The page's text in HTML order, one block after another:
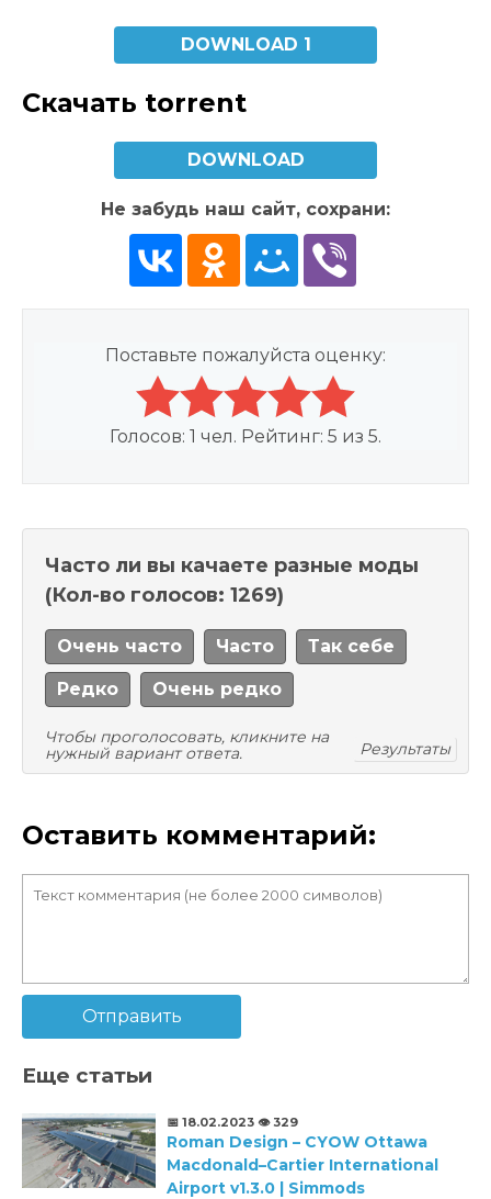
DOWNLOAD 1
Скачать torrent
DOWNLOAD
Не забудь наш сайт, сохрани:
Поставьте пожалуйста оценку:
Голосов: 1 чел. Рейтинг: 5 из 5.
Часто ли вы качаете разные моды
(Кол-во голосов: 1269)
Очень часто Часто Так себе
Редко Очень редко
Чтобы проголосовать, кликните на
нужный вариант ответа.
Результаты
Оставить комментарий:
Отправить
Еще статьи
📅 18.02.2023 👁️ 329
Roman Design – CYOW Ottawa
Macdonald–Cartier International
Airport v1.3.0 | Simmods